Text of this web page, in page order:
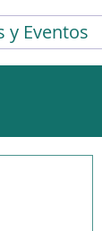
y Eventos